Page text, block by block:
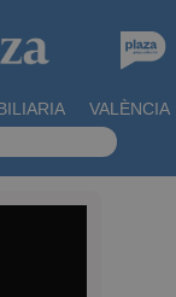
VALÈNCIA